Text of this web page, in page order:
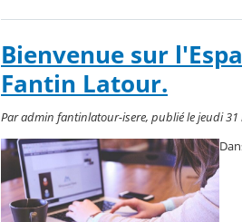
Bienvenue sur
Fantin Latour.
Par admin fantinlatour-isere, publié le jeudi 31